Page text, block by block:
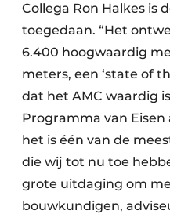
Collega Ron Halkes is
toegedaan. “Het
6.400 hoogwaardig
meters, een ‘state of
dat het AMC waardig
Programma van
het is één van de
die wij tot nu toe
grote uitdaging om
bouwkundigen,